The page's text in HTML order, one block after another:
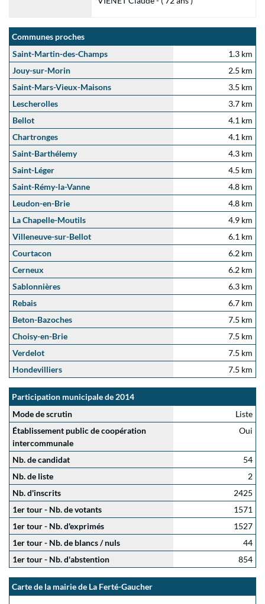
Communes proches
Saint-Martin-des-Champs
1.3 km
Jouy-sur-Morin
2.5 km
Saint-Mars-Vieux-Maisons
3.5 km
Lescherolles
3.7 km
Bellot
4.1 km
Chartronges
4.1 km
Saint-Barthélemy
4.3 km
Saint-Léger
4.5 km
Saint-Rémy-la-Vanne
4.8 km
Leudon-en-Brie
4.8 km
La Chapelle-Moutils
4.9 km
Villeneuve-sur-Bellot
6.1 km
Courtacon
6.2 km
Cerneux
6.2 km
Sablonnières
6.3 km
Rebais
6.7 km
Beton-Bazoches
7.5 km
Choisy-en-Brie
7.5 km
Verdelot
7.5 km
Hondevilliers
7.5 km
Participation municipale de 2014
Mode de scrutin
Liste
Établissement public de coopération
intercommunale
Oui
Nb. de candidat
54
Nb. de liste
2
Nb. d'inscrits
2425
1er tour - Nb. de votants
1571
1er tour - Nb. d'exprimés
1527
1er tour - Nb. de blancs / nuls
44
1er tour - Nb. d'abstention
854
Carte de la mairie de La Ferté-Gaucher